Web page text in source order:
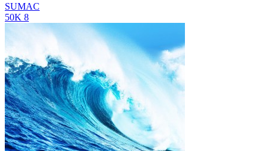
SUMAC
50K 8